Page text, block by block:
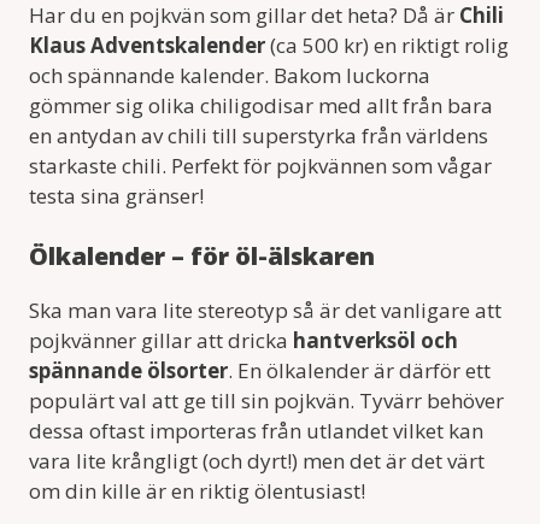
Har du en pojkvän som gillar det heta? Då är Chili
Klaus Adventskalender(ca 500 kr) en riktigt rolig
och spännande kalender. Bakom luckorna
gömmer sig olika chiligodisar med allt från bara
en antydan av chili till superstyrka från världens
starkaste chili. Perfekt för pojkvännen som vågar
testa sina gränser!
Ölkalender – för öl-älskaren
Ska man vara lite stereotyp så är det vanligare att
pojkvänner gillar att dricka hantverksöl och
spännande ölsorter. En ölkalender är därför ett
populärt val att ge till sin pojkvän. Tyvärr behöver
dessa oftast importeras från utlandet vilket kan
vara lite krångligt (och dyrt!) men det är det värt
om din kille är en riktig ölentusiast!